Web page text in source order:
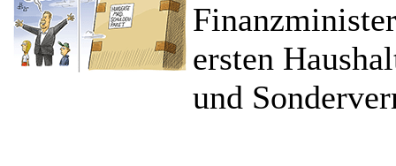
ersten
und